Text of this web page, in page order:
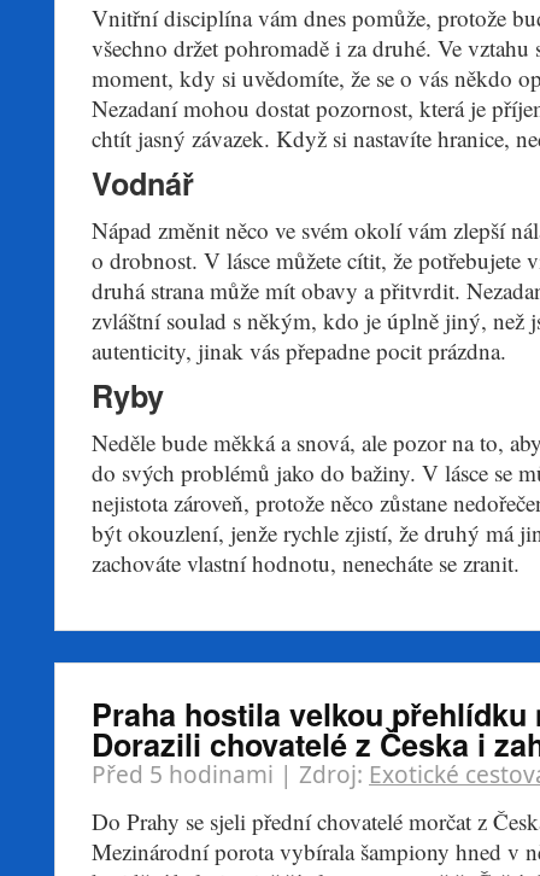
Vnitřní disciplína vám dnes pomůže, protože
všechno držet pohromadě i za druhé. Ve vztahu
moment, kdy si uvědomíte, že se o vás někdo
Nezadaní mohou dostat pozornost, která je
chtít jasný závazek. Když si nastavíte hranice,
Vodnář
Nápad změnit něco ve svém okolí vám zlepší
o drobnost. V lásce můžete cítit, že potřebujete
druhá strana může mít obavy a přitvrdit.
zvláštní soulad s někým, kdo je úplně jiný, než
autenticity, jinak vás přepadne pocit prázdna.
Ryby
Neděle bude měkká a snová, ale pozor na to,
do svých problémů jako do bažiny. V lásce se
nejistota zároveň, protože něco zůstane
být okouzlení, jenže rychle zjistí, že druhý má
zachováte vlastní hodnotu, nenecháte se zranit.
Praha hostila velkou přehlídku
Dorazili chovatelé z Česka i
Před 5 hodinami | Zdroj: Exotické
Do Prahy se sjeli přední chovatelé morčat z
Mezinárodní porota vybírala šampiony hned v